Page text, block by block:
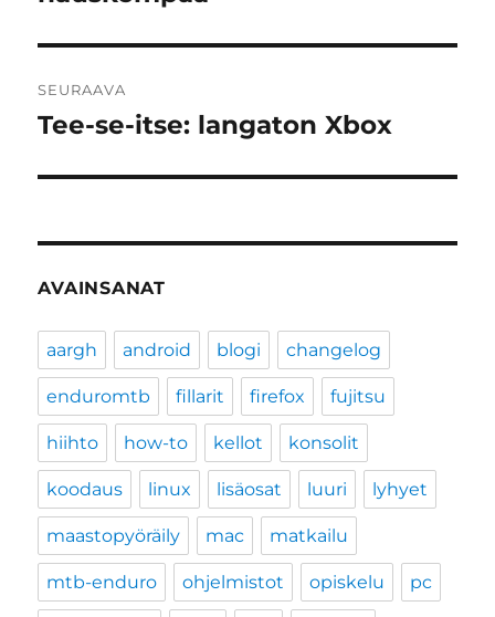
SEURAAVA
Seuraava
Tee-se-itse: langaton Xbox
AVAINSANAT
aargh android blogi changelog
enduromtb fillarit firefox fujitsu
hiihto how-to kellot konsolit
koodaus linux lisäosat luuri lyhyet
maastopyöräily mac matkailu
mtb-enduro ohjelmistot opiskelu pc